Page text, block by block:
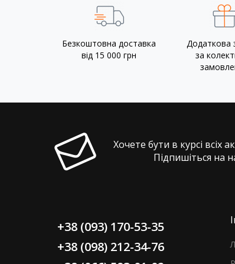
Безкоштовна доставка
від 15 000 грн
Додаткова
за
Хочете бути в курсі всіх
Підпишіться на
+38 (093) 170-53-35
+38 (098) 212-34-76